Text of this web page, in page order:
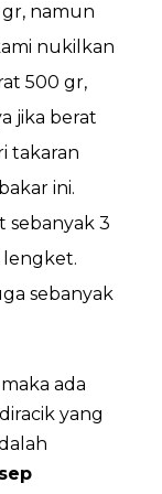
namun
nukilkan
500 gr,
jika berat
takaran
ini.
sebanyak 3
lengket.
sebanyak
ada
yang